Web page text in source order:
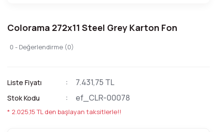
Colorama 272x11 Steel Grey Karton Fon
0 - Değerlendirme (0)
Liste Fiyatı 7.431,75 TL
Stok Kodu ef_CLR-00078
* 2.025,15 TL den başlayan taksitlerle!!